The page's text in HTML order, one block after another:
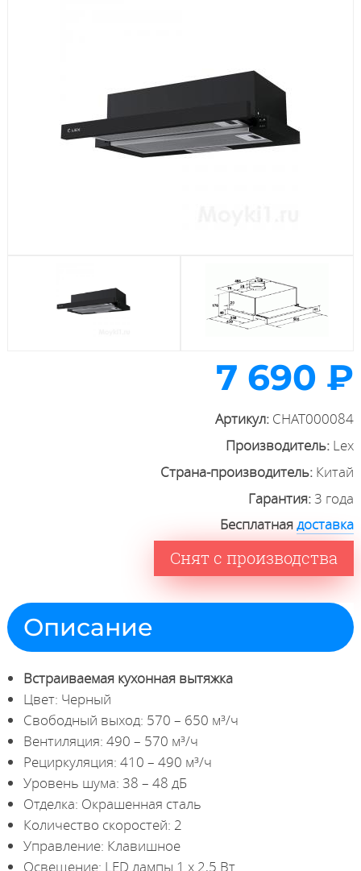
7 690 ₽
Артикул: CHAT000084
Производитель: Lex
Страна-производитель: Китай
Гарантия:3 года
Бесплатнаядоставка
Снят с производства
Описание
Встраиваемая кухонная вытяжка
Цвет: Черный
Свободный выход: 570 – 650 м³/ч
Вентиляция: 490 – 570 м³/ч
Рециркуляция: 410 – 490 м³/ч
Уровень шума: 38 – 48 дБ
Отделка: Окрашенная сталь
Количество скоростей: 2
Управление: Клавишное
Освещение: LED лампы 1 х 2,5 Вт